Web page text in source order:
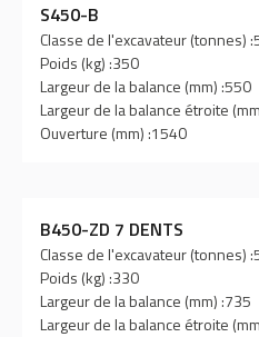
S450-B
Classe de l'excavateur (tonnes) :
Poids (kg) :350
Largeur de la balance (mm) :550
Largeur de la balance étroite
Ouverture (mm) :1540
B450-ZD 7 DENTS
Classe de l'excavateur (tonnes) :
Poids (kg) :330
Largeur de la balance (mm) :735
Largeur de la balance étroite